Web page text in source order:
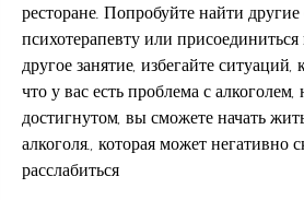
ресторане. Попробуйте найти
психотерапевту или
другое занятие, избегайте
что у вас есть проблема с
достигнутом, вы сможете начать
алкоголя., которая может негативно
расслабиться